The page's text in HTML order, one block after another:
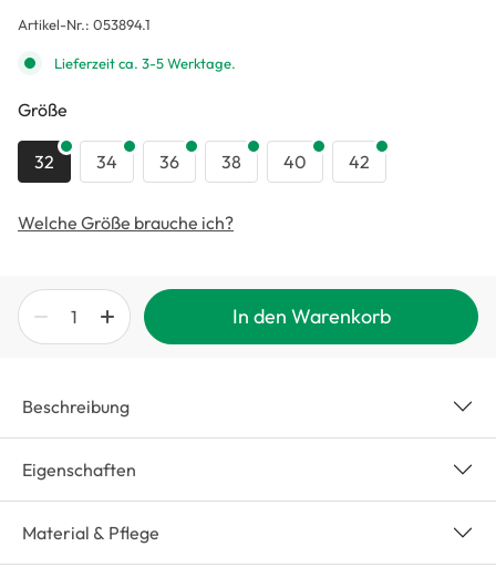
Artikel-Nr.: 053894.1
Lieferzeit ca. 3-5 Werktage.
Größe
32 34 36 38 40 42
Welche Größe brauche ich?
In den Warenkorb
Beschreibung
Eigenschaften
Material & Pflege